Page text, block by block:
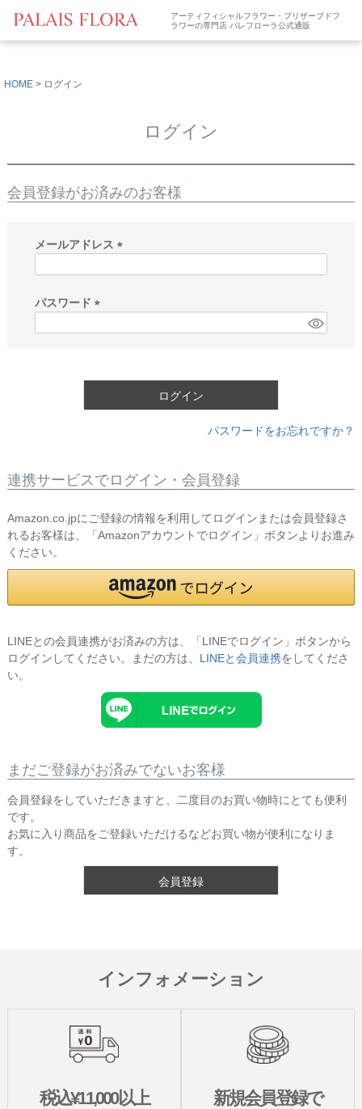
アーティフィシャルフラワー・プリザーブドフ
ラワーの専門店 パレフローラ公式通販
HOME ログイン
ログイン
会員登録がお済みのお客様
メールアドレス
)
パスワード
ログイン
パスワードをお忘れですか？
連携サービスでログイン・会員登録
Amazon.co.jpにご登録の情報を利用してログインまたは会員登録さ
れるお客様は、「Amazonアカウントでログイン」ボタンよりお進み
ください。
LINEとの会員連携がお済みの方は、「LINEでログイン」ボタンから
ログインしてください。まだの方は、 LINEと会員連携をしてくださ
い。
まだご登録がお済みでないお客様
会員登録をしていただきますと、二度目のお買い物時にとても便利
です。
お気に入り商品をご登録いただけるなどお買い物が便利になりま
す。
会員登録
インフォメーション
税込¥11,000以上
新規会員登録で